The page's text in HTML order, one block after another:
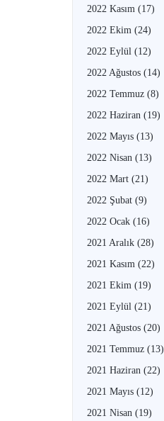
2022 Kasım (17)
2022 Ekim (24)
2022 Eylül (12)
2022 Ağustos (14)
2022 Temmuz (8)
2022 Haziran (19)
2022 Mayıs (13)
2022 Nisan (13)
2022 Mart (21)
2022 Şubat (9)
2022 Ocak (16)
2021 Aralık (28)
2021 Kasım (22)
2021 Ekim (19)
2021 Eylül (21)
2021 Ağustos (20)
2021 Temmuz (13)
2021 Haziran (22)
2021 Mayıs (12)
2021 Nisan (19)